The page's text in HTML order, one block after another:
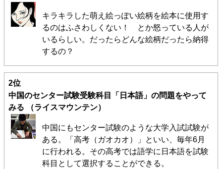
キラキラした萌え絵っぽい絵柄を絵本に使用す
るのはふさわしくない！ とか怒っている人が
いるらしい。だったらどんな絵柄だったら納得
するの？
2位
中国のセンター試験受験科目「日本語」の問題をやって
みる
（ライスマウンテン）
中国にもセンター試験のような大学入試試験が
ある。「高考（ガオカオ）」といい、毎年6月
に行われる。その高考では語学に日本語を試験
科目として選択することができる。